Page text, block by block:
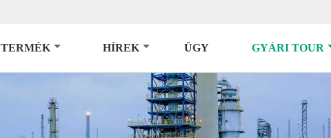
TERMÉK HÍREK ÜGY GYÁRI TOUR